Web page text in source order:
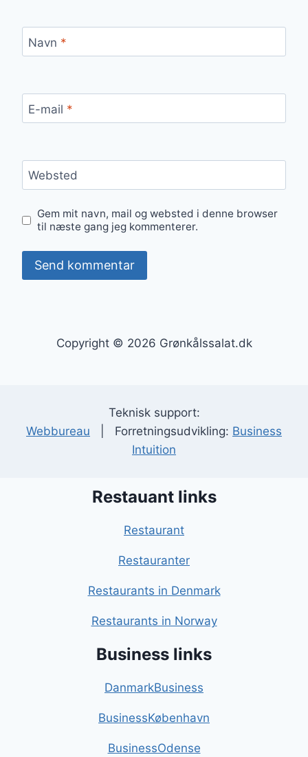
Navn *
E-mail *
Websted
Gem mit navn, mail og websted i denne browser
til næste gang jeg kommenterer.
Copyright © 2026 Grønkålssalat.dk
Teknisk support:
Webbureau | Forretningsudvikling: Business
Intuition
Restauant links
Restaurant
Restauranter
Restaurants in Denmark
Restaurants in Norway
Business links
DanmarkBusiness
BusinessKøbenhavn
BusinessOdense